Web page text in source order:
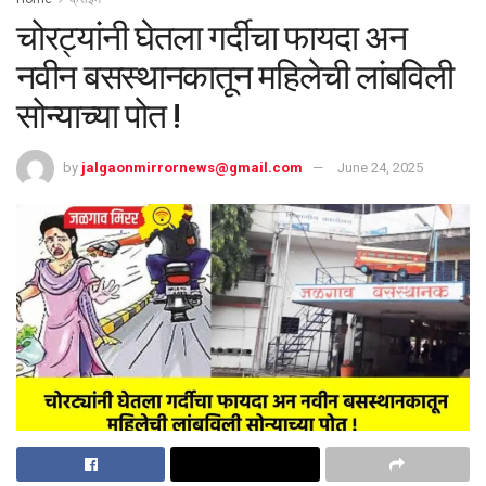
चोरट्यांनी घेतला गर्दीचा फायदा अन
नवीन बसस्थानकातून महिलेची लांबविली
सोन्याच्या पोत !
by jalgaonmirrornews@gmail.com June 24, 2025